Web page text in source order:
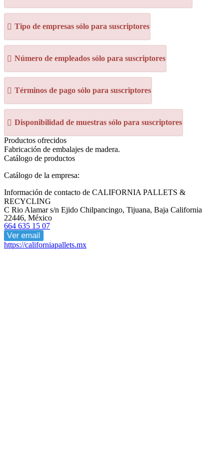
Tipo de empresas sólo para suscriptores
Número de empleados sólo para suscriptores
Términos de pago sólo para suscriptores
Disponibilidad de muestras sólo para suscriptores
Productos ofrecidos
Fabricación de embalajes de madera.
Catálogo de productos
Catálogo de la empresa:
Información de contacto de CALIFORNIA PALLETS &
RECYCLING
C Rio Alamar s/n Ejido Chilpancingo, Tijuana, Baja California
22446, México
664 635 15 07
Ver email
https://californiapallets.mx